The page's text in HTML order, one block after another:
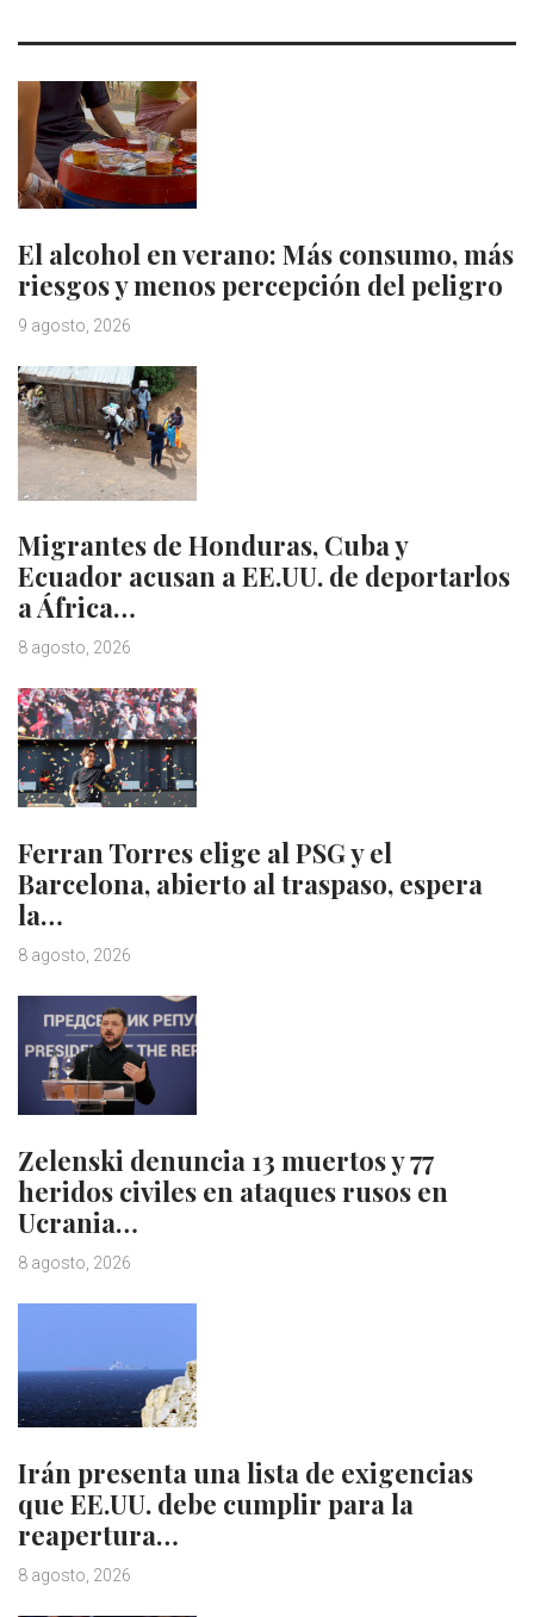
El alcohol en verano: Más consumo, más
riesgos y menos percepción del peligro
9 agosto, 2026
Migrantes de Honduras, Cuba y
Ecuador acusan a EE.UU. de deportarlos
a África…
8 agosto, 2026
Ferran Torres elige al PSG y el
Barcelona, abierto al traspaso, espera
la…
8 agosto, 2026
Zelenski denuncia 13 muertos y 77
heridos civiles en ataques rusos en
Ucrania…
8 agosto, 2026
Irán presenta una lista de exigencias
que EE.UU. debe cumplir para la
reapertura…
8 agosto, 2026